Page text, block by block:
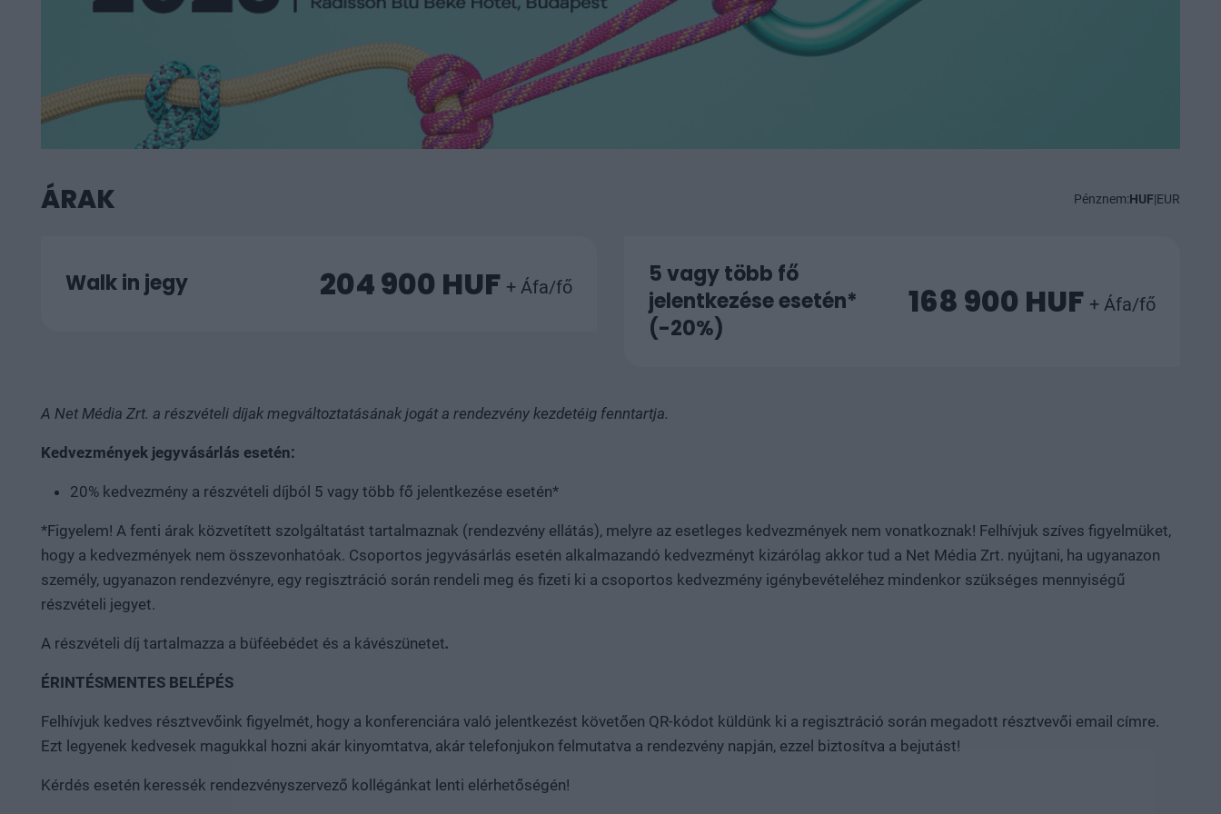
ÁRAK Pénznem:HUF|EUR
Walk in jegy 204 900 HUF + Áfa/fő
5 vagy több fő
jelentkezése esetén*
(-20%)
168 900 HUF + Áfa/fő
A Net Média Zrt. a részvételi díjak megváltoztatásának jogát a rendezvény kezdetéig fenntartja.
Kedvezmények jegyvásárlás esetén:
20% kedvezmény a részvételi díjból 5 vagy több fő jelentkezése esetén*
*Figyelem! A fenti árak közvetített szolgáltatást tartalmaznak (rendezvény ellátás), melyre az esetleges kedvezmények nem vonatkoznak! Felhívjuk szíves figyelmüket,
hogy a kedvezmények nem összevonhatóak. Csoportos jegyvásárlás esetén alkalmazandó kedvezményt kizárólag akkor tud a Net Média Zrt. nyújtani, ha ugyanazon
személy, ugyanazon rendezvényre, egy regisztráció során rendeli meg és fizeti ki a csoportos kedvezmény igénybevételéhez mindenkor szükséges mennyiségű
részvételi jegyet.
A részvételi díj tartalmazza a büféebédet és a kávészünetet.
ÉRINTÉSMENTES BELÉPÉS
Felhívjuk kedves résztvevőink figyelmét, hogy a konferenciára való jelentkezést követően QR-kódot küldünk ki a regisztráció során megadott résztvevői email címre.
Ezt legyenek kedvesek magukkal hozni akár kinyomtatva, akár telefonjukon felmutatva a rendezvény napján, ezzel biztosítva a bejutást!
Kérdés esetén keressék rendezvényszervező kollégánkat lenti elérhetőségén!